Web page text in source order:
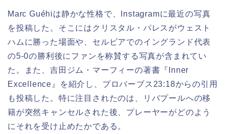
Marc Guéhiは静かな性格で、Instagramに最近の写真
を投稿した。そこにはクリスタル・パレスがウェスト
ハムに勝った場面や、セルビアでのイングランド代表
の5-0の勝利後にファンを称賛する写真が含まれてい
た。また、吉田ジム・マーフィーの著書『Inner
Excellence』を紹介し、プロバーブス23:18からの引用
も投稿した。特に注目されたのは、リバプールへの移
籍が突然キャンセルされた後、プレーヤーがどのよう
にそれを受け止めたかである。